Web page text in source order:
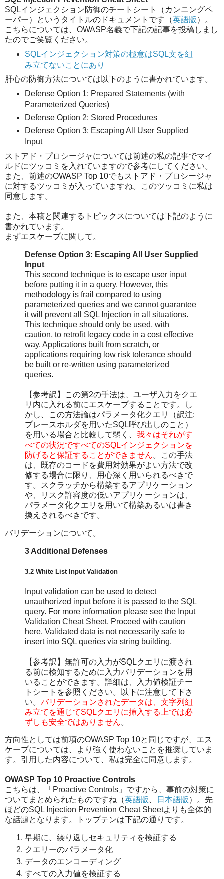
SQLインジェクション防御のチートシート（カンニングペ
ーパー）というタイトルのドキュメントです（英語版 ）。
こちらについては、OWASP名義で下記の記事を投稿しまし
たのでご笑覧ください。
SQLインジェクション対策の極意はSQL文を組
み立てないことにあり
肝心の防御方法については以下のように書かれています。
Defense Option 1: Prepared Statements (with
Parameterized Queries)
Defense Option 2: Stored Procedures
Defense Option 3: Escaping All User Supplied
Input
ストアド・プロシージャについては前述の私の記事でマイ
ルドにツッコミを入れていますので参考にしてください。
また、前述のOWASP Top 10でもストアド・プロシージャ
に対するツッコミが入っていますね。このツッコミに私は
同意します。
また、本稿と関連するトピックスについては下記のように
書かれています。
まずエスケープに関して。
Defense Option 3: Escaping All User Supplied
Input
This second technique is to escape user input
before putting it in a query. However, this
methodology is frail compared to using
parameterized queries and we cannot guarantee
it will prevent all SQL Injection in all situations.
This technique should only be used, with
caution, to retrofit legacy code in a cost effective
way. Applications built from scratch, or
applications requiring low risk tolerance should
be built or re-written using parameterized
queries.
【参考訳】この第2の手法は、ユーザ入力をクエ
リ内に入れる前にエスケープすることです。し
かし、この方法論はパラメータ化クエリ（訳注:
プレースホルダを用いたSQL呼び出しのこと）
を用いる場合と比較して弱く、 我々はそれがす
べての状況ですべてのSQLインジェクションを
防げると保証することができません。この手法
は、既存のコードを費用対効果がよい方法で改
修する場合に限り、用心深く用いられるべきで
す。スクラッチから構築するアプリケーション
や、リスク許容度の低いアプリケーションは、
パラメータ化クエリを用いて構築あるいは書き
換えされるべきです。
バリデーションについて。
3 Additional Defenses
3.2 White List Input Validation
Input validation can be used to detect
unauthorized input before it is passed to the SQL
query. For more information please see the Input
Validation Cheat Sheet. Proceed with caution
here. Validated data is not necessarily safe to
insert into SQL queries via string building.
【参考訳】無許可の入力がSQLクエリに渡され
る前に検知するために入力バリデーションを用
いることができます。詳細は、入力値検証チー
トシートを参照ください。以下に注意して下さ
い。 バリデーションされたデータは、文字列組
み立てを通じてSQLクエリに挿入する上では必
ずしも安全ではありません。
方向性としては前項のOWASP Top 10と同じですが、エス
ケープについては、より強く使わないことを推奨していま
す。引用した内容について、私は完全に同意します。
OWASP Top 10 Proactive Controls
こちらは、「Proactive Controls」ですから、事前の対策に
ついてまとめられたものですね（英語版 、 日本語版 ）。先
ほどのSQL Injection Prevention Cheat Sheetよりも全体的
な話題となります。トップテンは下記の通りです。
早期に、繰り返しセキュリティを検証する
クエリーのパラメータ化
データのエンコーディング
すべての入力値を検証する